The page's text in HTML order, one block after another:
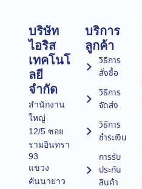
บริษัท
ไอริส
เทคโนโ
ลยี
จำกัด
สำนักงาน
ใหญ่
12/5 ซอย
รามอินทรา
93
แขวง
คันนายาว
บริการ
ลูกค้า
วิธีการ
สั่งซื้อ
วิธีการ
จัดส่ง
วิธีการ
ชำระเงิน
การรับ
ประกัน
สินค้า